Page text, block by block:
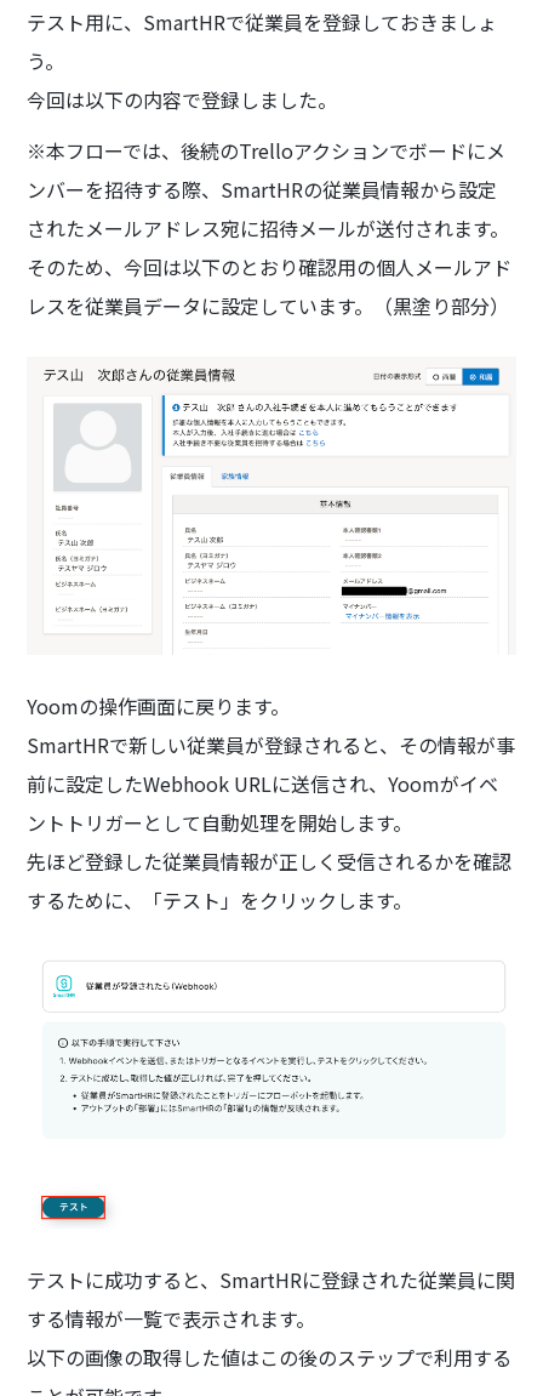
テスト用に、SmartHRで従業員を登録しておきましょ
う。
今回は以下の内容で登録しました。
※本フローでは、後続のTrelloアクションでボードにメ
ンバーを招待する際、SmartHRの従業員情報から設定
されたメールアドレス宛に招待メールが送付されます。
そのため、今回は以下のとおり確認用の個人メールアド
レスを従業員データに設定しています。（黒塗り部分）
Yoomの操作画面に戻ります。
SmartHRで新しい従業員が登録されると、その情報が事
前に設定したWebhook URLに送信され、Yoomがイベ
ントトリガーとして自動処理を開始します。
先ほど登録した従業員情報が正しく受信されるかを確認
するために、「テスト」をクリックします。
テストに成功すると、SmartHRに登録された従業員に関
する情報が一覧で表示されます。
以下の画像の取得した値はこの後のステップで利用する